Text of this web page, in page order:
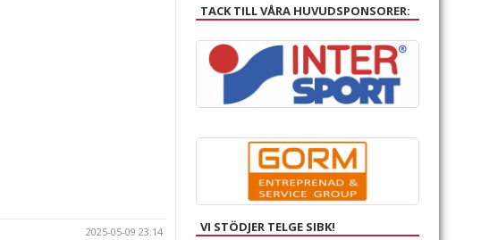
2025-05-09 23:14
TACK TILL VÅRA HUVUDSPONSORER:
VI STÖDJER TELGE SIBK!